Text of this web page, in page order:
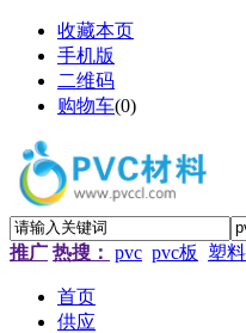
收藏本页
手机版
二维码
购物车(0)
推广 热搜： pvc pvc板 塑料
首页
供应